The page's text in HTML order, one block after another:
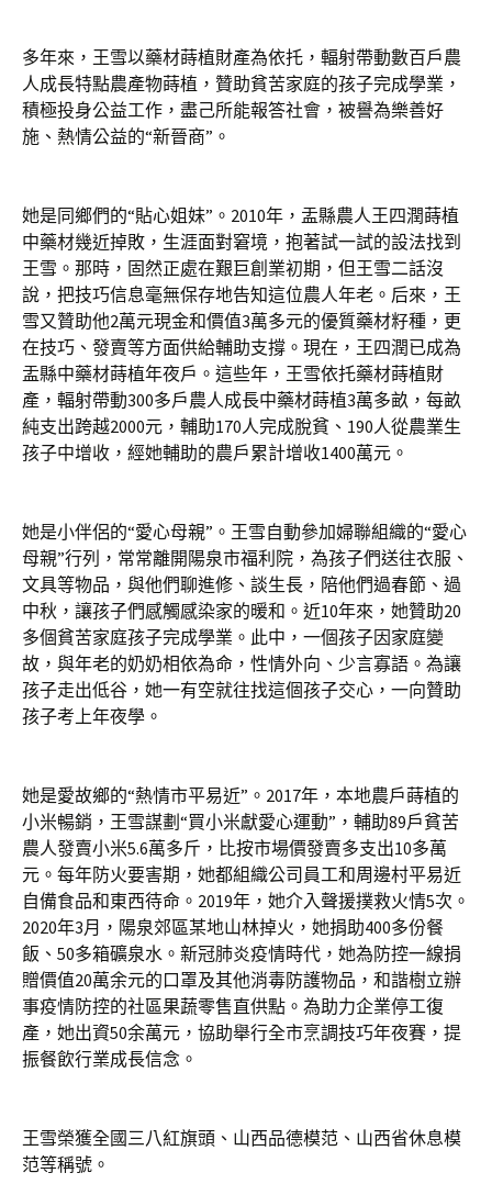
多年來，王雪以藥材蒔植財產為依托，輻射帶動數百戶農
人成長特點農產物蒔植，贊助貧苦家庭的孩子完成學業，
積極投身公益工作，盡己所能報答社會，被譽為樂善好
施、熱情公益的“新晉商”。
她是同鄉們的“貼心姐妹”。2010年，盂縣農人王四潤蒔植
中藥材幾近掉敗，生涯面對窘境，抱著試一試的設法找到
王雪。那時，固然正處在艱巨創業初期，但王雪二話沒
說，把技巧信息毫無保存地告知這位農人年老。后來，王
雪又贊助他2萬元現金和價值3萬多元的優質藥材籽種，更
在技巧、發賣等方面供給輔助支撐。現在，王四潤已成為
盂縣中藥材蒔植年夜戶。這些年，王雪依托藥材蒔植財
產，輻射帶動300多戶農人成長中藥材蒔植3萬多畝，每畝
純支出跨越2000元，輔助170人完成脫貧、190人從農業生
孩子中增收，經她輔助的農戶累計增收1400萬元。
她是小伴侶的“愛心母親”。王雪自動參加婦聯組織的“愛心
母親”行列，常常離開陽泉市福利院，為孩子們送往衣服、
文具等物品，與他們聊進修、談生長，陪他們過春節、過
中秋，讓孩子們感觸感染家的暖和。近10年來，她贊助20
多個貧苦家庭孩子完成學業。此中，一個孩子因家庭變
故，與年老的奶奶相依為命，性情外向、少言寡語。為讓
孩子走出低谷，她一有空就往找這個孩子交心，一向贊助
孩子考上年夜學。
她是愛故鄉的“熱情市平易近”。2017年，本地農戶蒔植的
小米暢銷，王雪謀劃“買小米獻愛心運動”，輔助89戶貧苦
農人發賣小米5.6萬多斤，比按市場價發賣多支出10多萬
元。每年防火要害期，她都組織公司員工和周邊村平易近
自備食品和東西待命。2019年，她介入聲援撲救火情5次。
2020年3月，陽泉郊區某地山林掉火，她捐助400多份餐
飯、50多箱礦泉水。新冠肺炎疫情時代，她為防控一線捐
贈價值20萬余元的口罩及其他消毒防護物品，和諧樹立辦
事疫情防控的社區果蔬零售直供點。為助力企業停工復
產，她出資50余萬元，協助舉行全市烹調技巧年夜賽，提
振餐飲行業成長信念。
王雪榮獲全國三八紅旗頭、山西品德模范、山西省休息模
范等稱號。